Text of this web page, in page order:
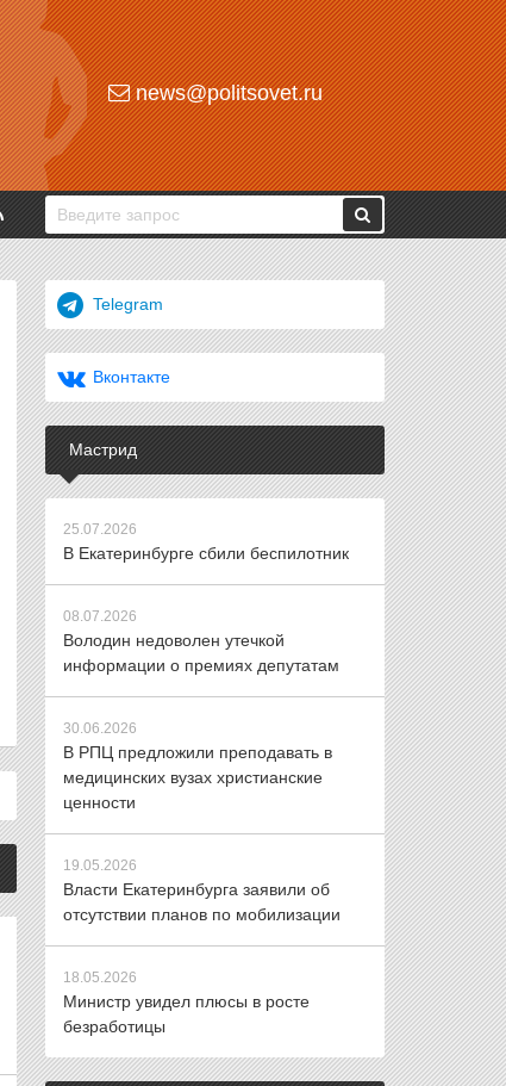
news@politsovet.ru
Telegram
Вконтакте
Мастрид
25.07.2026
В Екатеринбурге сбили беспилотник
08.07.2026
Володин недоволен утечкой
информации о премиях депутатам
30.06.2026
В РПЦ предложили преподавать в
медицинских вузах христианские
ценности
19.05.2026
Власти Екатеринбурга заявили об
отсутствии планов по мобилизации
18.05.2026
Министр увидел плюсы в росте
безработицы